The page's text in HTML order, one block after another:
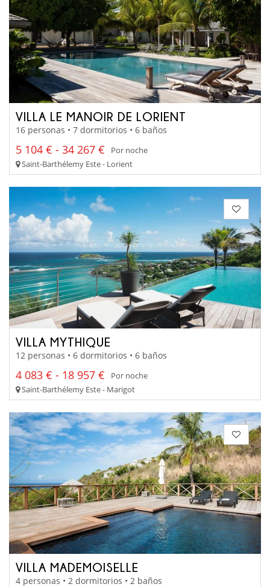
VILLA LE MANOIR DE LORIENT
16 personas • 7 dormitorios • 6 baños
5 104 € - 34 267 €
Por noche
Saint-Barthélemy Este - Lorient
VILLA MYTHIQUE
12 personas • 6 dormitorios • 6 baños
4 083 € - 18 957 €
Por noche
Saint-Barthélemy Este - Marigot
VILLA MADEMOISELLE
4 personas • 2 dormitorios • 2 baños